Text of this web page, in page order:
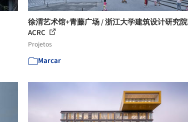
徐渭艺术馆+青藤广场 / 浙江大学建筑设计研究院
ACRC
Projetos
Marcar